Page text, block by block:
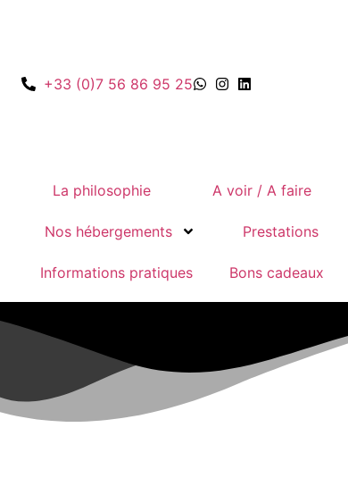
+33 (0)7 56 86 95 25
La philosophie A voir / A faire
Nos hébergements Prestations
Informations pratiques Bons cadeaux